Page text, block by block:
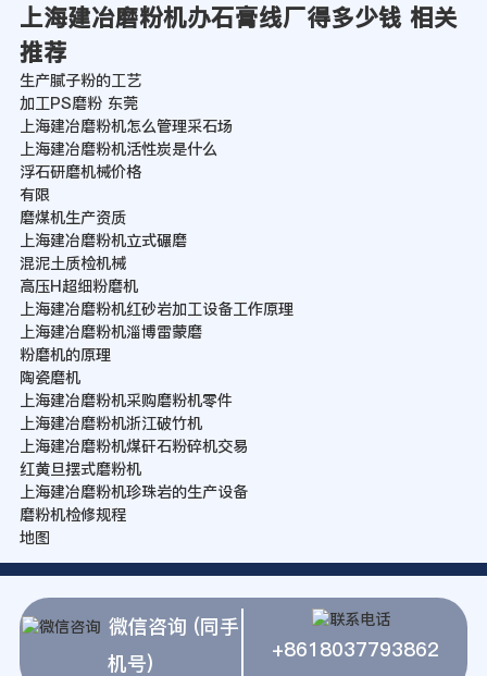
上海建冶磨粉机办石膏线厂得多少钱 相关
推荐
生产腻子粉的工艺
加工PS磨粉 东莞
上海建冶磨粉机怎么管理采石场
上海建冶磨粉机活性炭是什么
浮石研磨机械价格
有限
磨煤机生产资质
上海建冶磨粉机立式碾磨
混泥土质检机械
高压H超细粉磨机
上海建冶磨粉机红砂岩加工设备工作原理
上海建冶磨粉机淄博雷蒙磨
粉磨机的原理
陶瓷磨机
上海建冶磨粉机采购磨粉机零件
上海建冶磨粉机浙江破竹机
上海建冶磨粉机煤矸石粉碎机交易
红黄旦摆式磨粉机
上海建冶磨粉机珍珠岩的生产设备
磨粉机检修规程
地图
微信咨询 (同手
机号)
+8618037793862